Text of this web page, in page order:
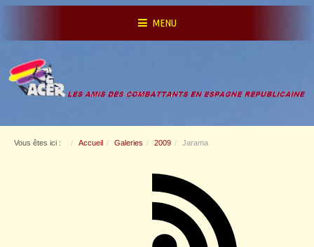
MENU
Vous êtes ici : Accueil Galeries 2009 Jarama